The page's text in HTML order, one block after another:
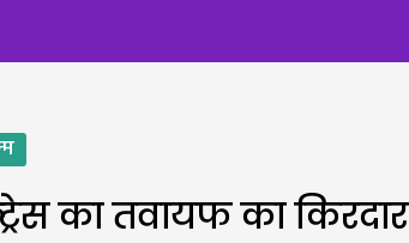
का तवायफ का किरदार